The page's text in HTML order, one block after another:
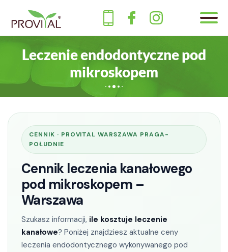
Specjalizacje
Ortopeda
Internista
Diabetolog
Chirurg
Invisalign
Leczenie endodontyczne pod
mikroskopem
CENNIK · PROVITAL WARSZAWA PRAGA-
POŁUDNIE
Cennik leczenia kanałowego
pod mikroskopem –
Warszawa
Szukasz informacji, ile kosztuje leczenie
kanałowe? Poniżej znajdziesz aktualne ceny
leczenia endodontycznego wykonywanego pod